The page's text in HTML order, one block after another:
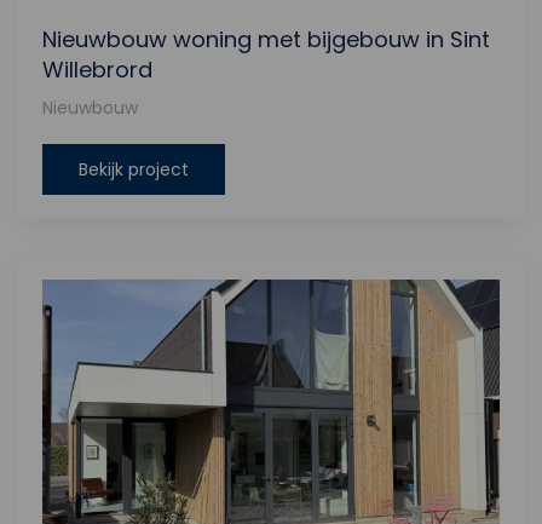
Nieuwbouw woning met bijgebouw in Sint
Willebrord
Nieuwbouw
Bekijk project